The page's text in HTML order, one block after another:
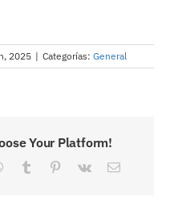
2025 | Categorías: General
Your Platform!
WhatsApp
Tumblr Pinterest
Vk
Correo